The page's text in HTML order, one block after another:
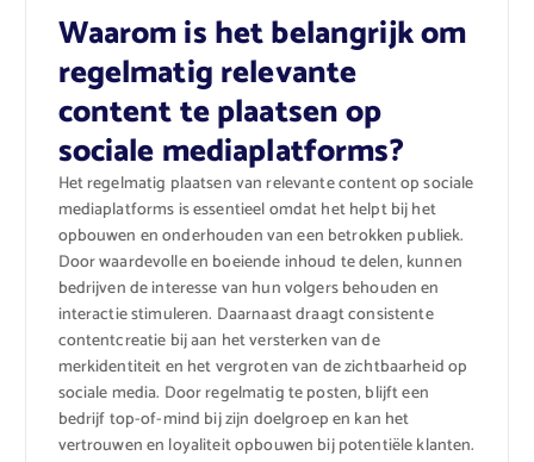
Waarom is het belangrijk om
regelmatig relevante
content te plaatsen op
sociale mediaplatforms?
Het regelmatig plaatsen van relevante content op sociale
mediaplatforms is essentieel omdat het helpt bij het
opbouwen en onderhouden van een betrokken publiek.
Door waardevolle en boeiende inhoud te delen, kunnen
bedrijven de interesse van hun volgers behouden en
interactie stimuleren. Daarnaast draagt consistente
contentcreatie bij aan het versterken van de
merkidentiteit en het vergroten van de zichtbaarheid op
sociale media. Door regelmatig te posten, blijft een
bedrijf top-of-mind bij zijn doelgroep en kan het
vertrouwen en loyaliteit opbouwen bij potentiële klanten.